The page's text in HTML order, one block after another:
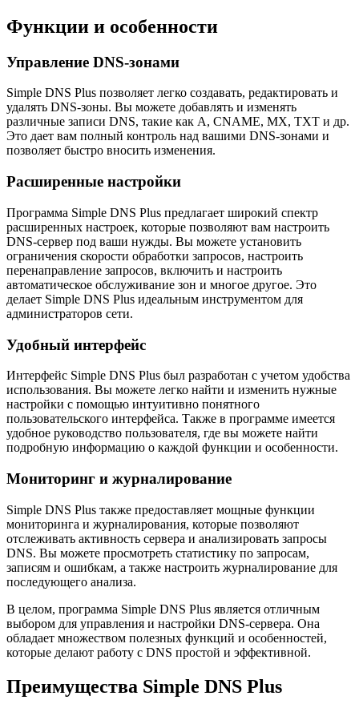
Функции и особенности
Управление DNS-зонами
Simple DNS Plus позволяет легко создавать, редактировать и
удалять DNS-зоны. Вы можете добавлять и изменять
различные записи DNS, такие как A, CNAME, MX, TXT и др.
Это дает вам полный контроль над вашими DNS-зонами и
позволяет быстро вносить изменения.
Расширенные настройки
Программа Simple DNS Plus предлагает широкий спектр
расширенных настроек, которые позволяют вам настроить
DNS-сервер под ваши нужды. Вы можете установить
ограничения скорости обработки запросов, настроить
перенаправление запросов, включить и настроить
автоматическое обслуживание зон и многое другое. Это
делает Simple DNS Plus идеальным инструментом для
администраторов сети.
Удобный интерфейс
Интерфейс Simple DNS Plus был разработан с учетом удобства
использования. Вы можете легко найти и изменить нужные
настройки с помощью интуитивно понятного
пользовательского интерфейса. Также в программе имеется
удобное руководство пользователя, где вы можете найти
подробную информацию о каждой функции и особенности.
Мониторинг и журналирование
Simple DNS Plus также предоставляет мощные функции
мониторинга и журналирования, которые позволяют
отслеживать активность сервера и анализировать запросы
DNS. Вы можете просмотреть статистику по запросам,
записям и ошибкам, а также настроить журналирование для
последующего анализа.
В целом, программа Simple DNS Plus является отличным
выбором для управления и настройки DNS-сервера. Она
обладает множеством полезных функций и особенностей,
которые делают работу с DNS простой и эффективной.
Преимущества Simple DNS Plus